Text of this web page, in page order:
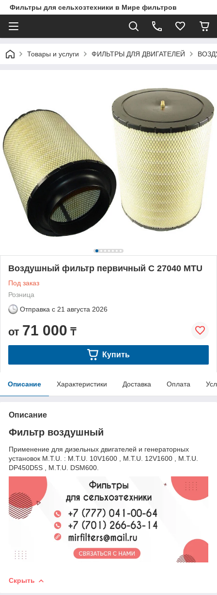
Фильтры для сельхозтехники в Мире фильтров
Товары и услуги ФИЛЬТРЫ ДЛЯ ДВИГАТЕЛЕЙ
Воздушный фильтр первичный C 27040 MTU
Под заказ
Розница
Отправка с 21 августа 2026
от 71 000 ₸
Купить
Описание Характеристики Доставка Оплата
Описание
Фильтр воздушный
Применение для дизельных двигателей и генераторных
установок M.T.U. : M.T.U. 10V1600 , M.T.U. 12V1600 , M.T.U.
DP450D5S , M.T.U. DSM600.
Скрыть